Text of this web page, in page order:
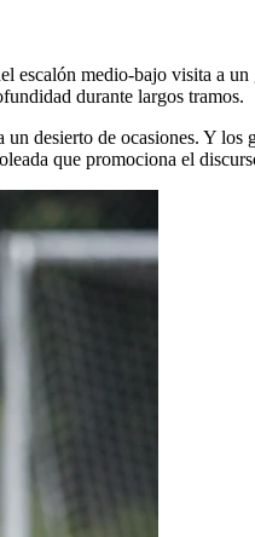
escalón medio-bajo visita a
durante largos tramos.
desierto de ocasiones. Y
que promociona el